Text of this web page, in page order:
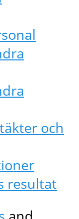
och
resultat